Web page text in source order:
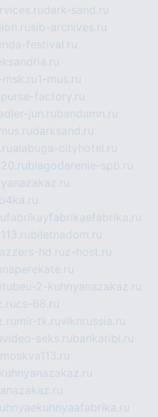
dark-sand.ru
sib-archives.ru
festival.ru
msk.ru1-mus.ru
purse-factory.ru
jun.rubandamn.ru
darksand.ru
alabuga-cityhotel.ru
blagodarenie-spb.ru
fabrikayfabrikaefabrika.ru
biletnadom.ru
hd.ruz-host.ru
naperekate.ru
2-kuhnyanazakaz.ru
cs-68.ru
mir-tk.ruvlknrussia.ru
video-seks.rubankaribi.ru